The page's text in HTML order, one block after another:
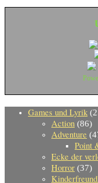
Games und Lyrik
Action (86)
Adventure
Point
Ecke der
Horror (37)